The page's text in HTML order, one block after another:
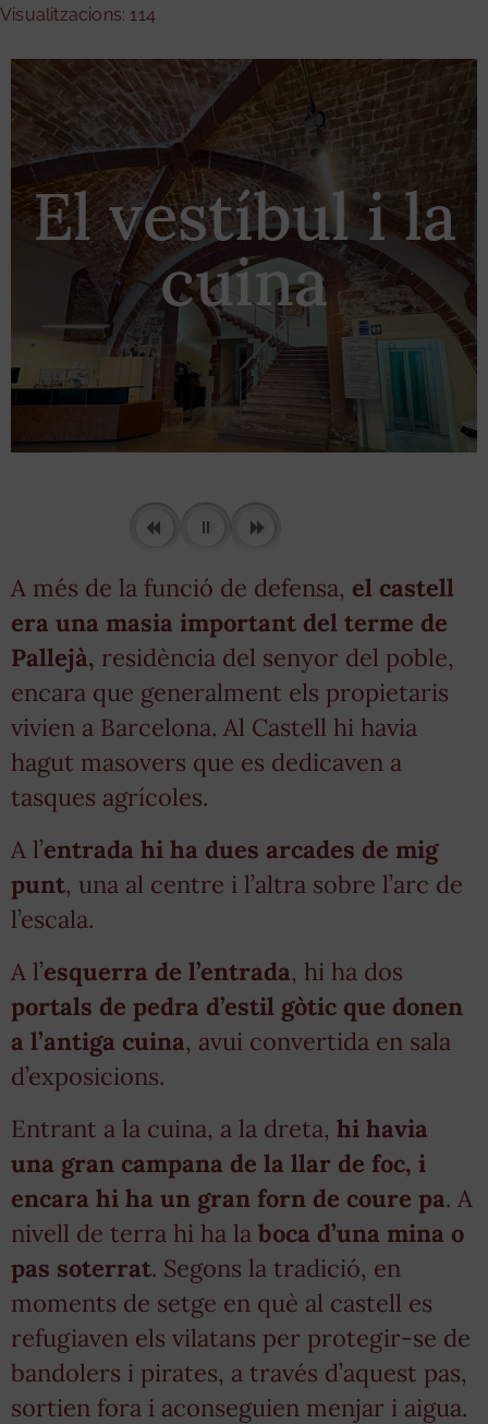
Visualitzacions: 114
El vestíbul i la
cuina
A més de la funció de defensa, el castell
era una masia important del terme de
Pallejà, residència del senyor del poble,
encara que generalment els propietaris
vivien a Barcelona. Al Castell hi havia
hagut masovers que es dedicaven a
tasques agrícoles.
A l’entrada hi ha dues arcades de mig
punt, una al centre i l’altra sobre l’arc de
l’escala.
A l’esquerra de l’entrada, hi ha dos
portals de pedra d’estil gòtic que donen
a l’antiga cuina, avui convertida en sala
d’exposicions.
Entrant a la cuina, a la dreta, hi havia
una gran campana de la llar de foc, i
encara hi ha un gran forn de coure pa. A
nivell de terra hi ha la boca d’una mina o
pas soterrat. Segons la tradició, en
moments de setge en què al castell es
refugiaven els vilatans per protegir-se de
bandolers i pirates, a través d’aquest pas,
sortien fora i aconseguien menjar i aigua.